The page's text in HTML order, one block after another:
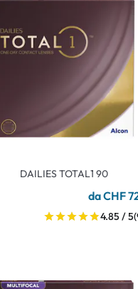
DAILIES TOTAL1 90
da CHF
4.85 / 5